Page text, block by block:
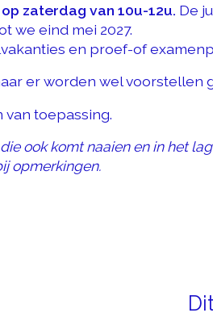
zaterdag van 10u-12u. De
we eind mei 2027.
en proef-of
er worden wel voorstellen
toepassing.
ook komt naaien en in het
opmerkingen.